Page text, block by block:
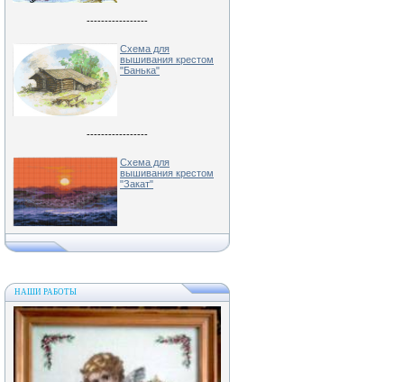
-----------------
Схема для
вышивания крестом
"Банька"
-----------------
Схема для
вышивания крестом
"Закат"
НАШИ РАБОТЫ